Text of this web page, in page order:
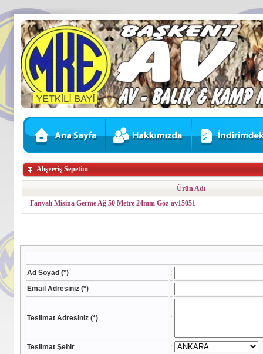
Alışveriş Sepetim
Ürün Adı
Fanyalı Misina Germe Ağ 50 Metre 24mm Göz-av15051
Ad Soyad (*)
:
Email Adresiniz (*)
Teslimat Adresiniz (*) :
Teslimat Şehir
: